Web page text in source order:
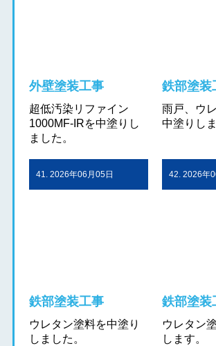
外壁塗装工事
超低汚染リファイン
1000MF-IRを中塗りし
ました。
鉄部塗装
雨戸、ウ
中塗りしま
41. 2026年06月05日
鉄部塗装工事
ウレタン塗料を中塗り
しました。
42. 2026年
鉄部塗装
ウレタン
します。